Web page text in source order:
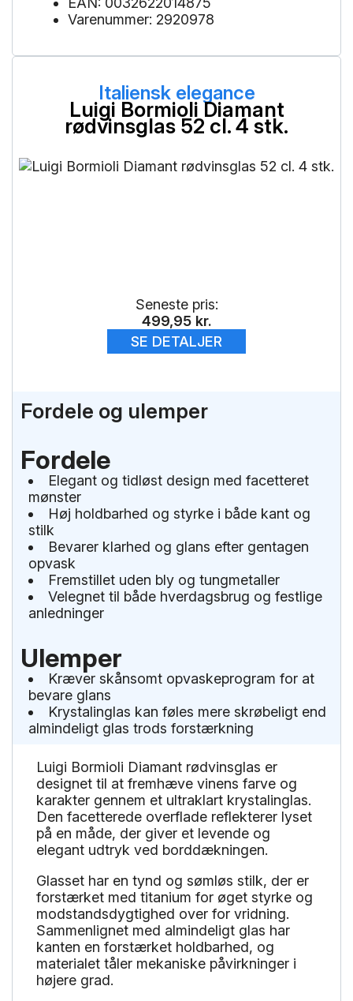
Varenummer: 2920978
Italiensk elegance
Luigi Bormioli Diamant
rødvinsglas 52 cl. 4 stk.
Luigi Bormioli Diamant rødvinsglas er
designet til at fremhæve vinens farve og
karakter gennem et ultraklart krystalinglas.
Den facetterede overflade reflekterer lyset
på en måde, der giver et levende og
elegant udtryk ved borddækningen.
Glasset har en tynd og sømløs stilk, der er
forstærket med titanium for øget styrke og
modstandsdygtighed over for vridning.
Sammenlignet med almindeligt glas har
kanten en forstærket holdbarhed, og
materialet tåler mekaniske påvirkninger i
højere grad.
Fordele og ulemper
Fordele
Elegant og tidløst design med facetteret
mønster
Høj holdbarhed og styrke i både kant og
stilk
Bevarer klarhed og glans efter gentagen
opvask
Fremstillet uden bly og tungmetaller
Velegnet til både hverdagsbrug og festlige
anledninger
Ulemper
Kræver skånsomt opvaskeprogram for at
bevare glans
Krystalinglas kan føles mere skrøbeligt end
almindeligt glas trods forstærkning
Seneste pris:
499,95 kr.
SE DETALJER